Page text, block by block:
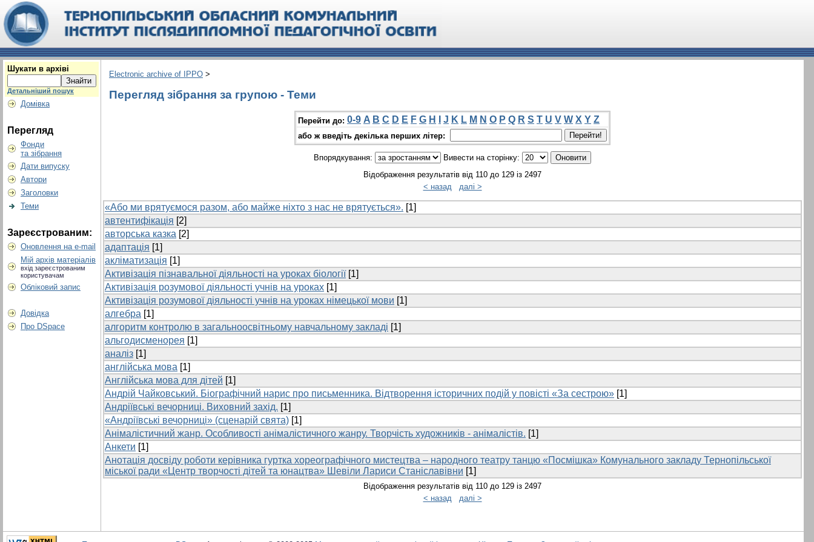
Шукати в архіві
Детальніший пошук
Домівка
Перегляд
Фонди
та зібрання
Дати випуску
Автори
Заголовки
Теми
Зареєстрованим:
Оновлення на e-mail
Мій архів матеріалів
вхід зареєстрованим
користувачам
Обліковий запис
Довідка
Про DSpace
Electronic archive of IPPO >
Перегляд зібрання за групою - Теми
Перейти до: 0-9 A B C D E F G H J K L M N O P Q R S T U V W X Y Z
або ж введіть декілька перших літер:
Впорядкування:
Вивести на сторінку:
Відображення результатів від 110 до 129 із 2497
< назад
далі >
«Або ми врятуємося разом, або майже ніхто з нас не врятується». [1]
автентифікація [2]
авторська казка [2]
адаптація [1]
акліматизація [1]
Активізація пізнавальної діяльності на уроках біології[1]
Активізація розумової діяльності учнів на уроках [1]
Активізація розумової діяльності учнів на уроках німецької мови [1]
алгебра [1]
алгоритм контролю в загальноосвітньому навчальному закладі [1]
альгодисменорея [1]
аналіз [1]
англійська мова [1]
Англійська мова для дітей [1]
Андрій Чайковський. Біографічний нарис про письменника. Відтворення історичних подій у повісті «За сестрою» [1]
Андріївські вечорниці. Виховний захід. [1]
«Андріївські вечорниці» (сценарій свята) [1]
Анімалістичний жанр. Особливості анімалістичного жанру. Творчість художників - анімалістів. [1]
Анкети [1]
Анотація досвіду роботи керівника гуртка хореографічного мистецтва – народного театру танцю «Посмішка» Комунального закладу Тернопільської
міської ради «Центр творчості дітей та юнацтва» Шевіли Лариси Станіславівни [1]
Відображення результатів від 110 до 129 із 2497
< назад
далі >